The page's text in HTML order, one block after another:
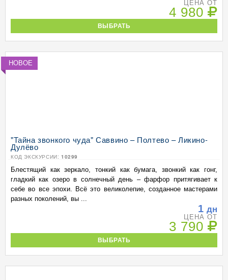
ЦЕНА ОТ
4 980
ВЫБРАТЬ
НОВОЕ
"Тайна звонкого чуда" Саввино – Полтево – Ликино-
Дулёво
КОД ЭКСКУРСИИ: 10299
Блестящий как зеркало, тонкий как бумага, звонкий как гонг,
гладкий как озеро в солнечный день – фарфор притягивает к
себе во все эпохи. Всё это великолепие, созданное мастерами
разных поколений, вы ...
1 дн
ЦЕНА ОТ
3 790
ВЫБРАТЬ